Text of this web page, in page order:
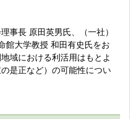
事長 原田英男氏、（一社）
館大学教授 和田有史氏をお
域における利活用はもとよ
是正など）の可能性につい